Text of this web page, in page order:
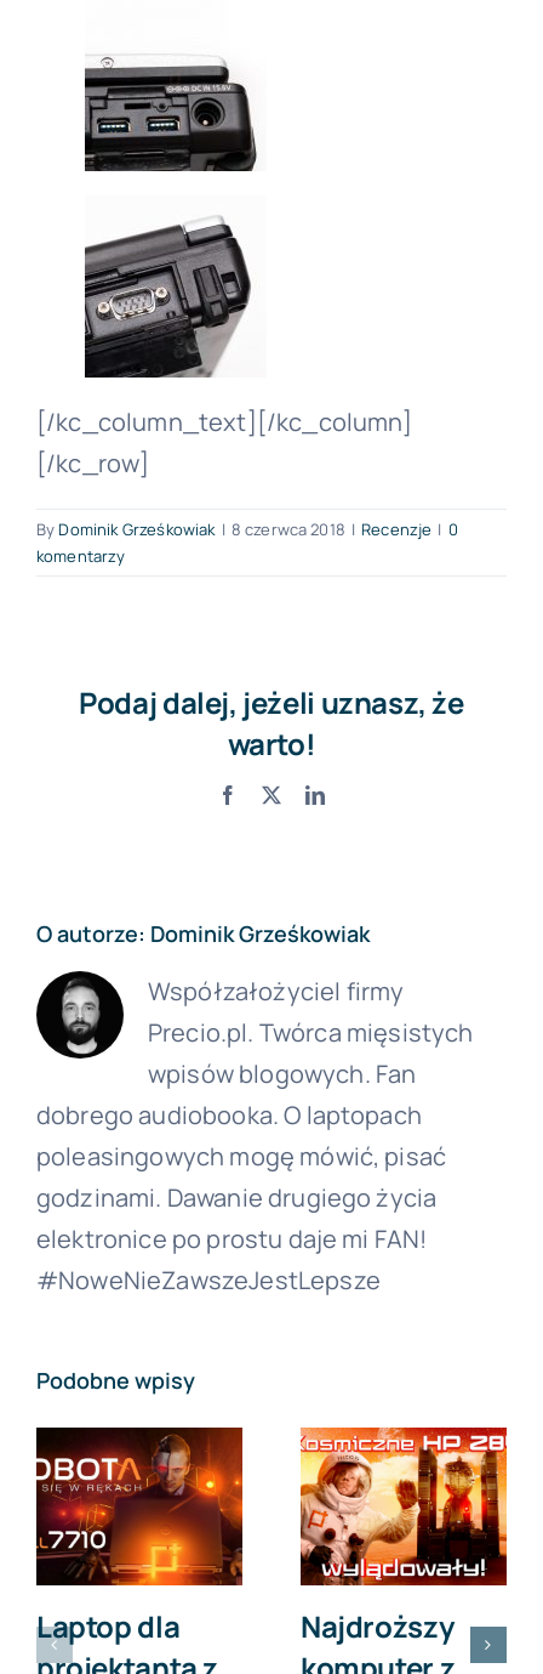
[/kc_column_text][/kc_column]
[/kc_row]
ByDominik Grześkowiak | 8 czerwca 2018 | Recenzje | 0
komentarzy
Podaj dalej, jeżeli uznasz, że
warto!
Facebook LinkedIn
O autorze: Dominik Grześkowiak
Współzałożyciel firmy
Precio.pl. Twórca mięsistych
wpisów blogowych. Fan
dobrego audiobooka. O laptopach
poleasingowych mogę mówić, pisać
godzinami. Dawanie drugiego życia
elektronice po prostu daje mi FAN!
#NoweNieZawszeJestLepsze
Podobne wpisy
Laptop dla
Najdroższy